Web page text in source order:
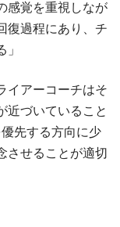
感覚を重視しなが
復過程にあり、チ
イアーコーチはそ
近づいていること
先する方向に少
させることが適切